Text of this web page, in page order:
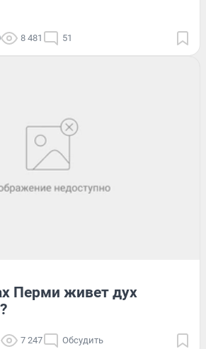
8 481 51
Перми живет дух
7 247 Обсудить